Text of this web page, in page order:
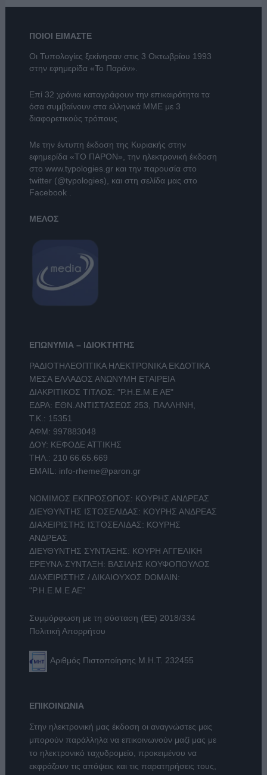
ΠΟΙΟΙ ΕΙΜΑΣΤΕ
Οι Τυπολογίες ξεκίνησαν στις 3 Οκτωβρίου 1993
στην εφημερίδα «Το Παρόν».
Επί 32 χρόνια καταγράφουν την επικαιρότητα τα
όσα συμβαίνουν στα ελληνικά ΜΜΕ με 3
διαφορετικούς τρόπους.
Με την έντυπη έκδοση της Κυριακής στην
εφημερίδα «ΤΟ ΠΑΡΟΝ» , την ηλεκτρονική έκδοση
στο www.typologies.grκαι την παρουσία στο
twitter (@typologies) , και στη σελίδα μας στο
Facebook
ΜΕΛΟΣ
ΕΠΩΝΥΜΙΑ – ΙΔΙΟΚΤΗΤΗΣ
ΡΑΔΙΟΤΗΛΕΟΠΤΙΚΑ ΗΛΕΚΤΡΟΝΙΚΑ ΕΚΔΟΤΙΚΑ
ΜΕΣΑ ΕΛΛΑΔΟΣ ΑΝΩΝΥΜΗ ΕΤΑΙΡΕΙΑ
ΔΙΑΚΡΙΤΙΚΟΣ ΤΙΤΛΟΣ: "Ρ.Η.Ε.Μ.Ε ΑΕ"
ΕΔΡΑ: ΕΘΝ.ΑΝΤΙΣΤΑΣΕΩΣ 253, ΠΑΛΛΗΝΗ,
Τ.Κ.: 15351
ΑΦΜ: 997883048
ΔΟΥ: ΚΕΦΟΔΕ ΑΤΤΙΚΗΣ
ΤΗΛ.: 210 66.65.669
EMAIL: info-rheme@paron.gr
ΝΟΜΙΜΟΣ ΕΚΠΡΟΣΩΠΟΣ: ΚΟΥΡΗΣ ΑΝΔΡΕΑΣ
ΔΙΕΥΘΥΝΤΗΣ ΙΣΤΟΣΕΛΙΔΑΣ: ΚΟΥΡΗΣ ΑΝΔΡΕΑΣ
ΔΙΑΧΕΙΡΙΣΤΗΣ ΙΣΤΟΣΕΛΙΔΑΣ: ΚΟΥΡΗΣ
ΑΝΔΡΕΑΣ
ΔΙΕΥΘΥΝΤΗΣ ΣΥΝΤΑΞΗΣ: ΚΟΥΡΗ ΑΓΓΕΛΙΚΗ
ΕΡΕΥΝΑ-ΣΥΝΤΑΞΗ: ΒΑΣΙΛΗΣ ΚΟΥΦΟΠΟΥΛΟΣ
ΔΙΑΧΕΙΡΙΣΤΗΣ / ΔΙΚΑΙΟΥΧΟΣ DOMAIN:
"Ρ.Η.Ε.Μ.Ε ΑΕ"
Συμμόρφωση με τη σύσταση (ΕΕ) 2018/334
Πολιτική Απορρήτου
Αριθμός Πιστοποίησης Μ.Η.Τ. 232455
ΕΠΙΚΟΙΝΩΝΙΑ
Στην ηλεκτρονική μας έκδοση οι αναγνώστες μας
μπορούν παράλληλα να επικοινωνούν μαζί μας με
το ηλεκτρονικό ταχυδρομείο, προκειμένου να
εκφράζουν τις απόψεις και τις παρατηρήσεις τους,